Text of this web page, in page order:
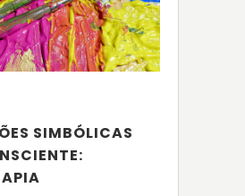
SIMBÓLICAS